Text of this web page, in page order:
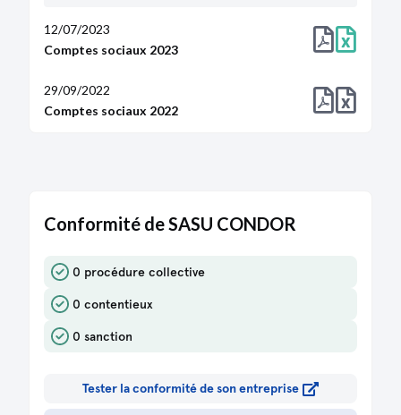
Comptes sociaux 2023
12/07/2023
Comptes sociaux 2022
29/09/2022
Conformité de SASU CONDOR
0 procédure collective
0 contentieux
0 sanction
Tester la conformité de son entreprise